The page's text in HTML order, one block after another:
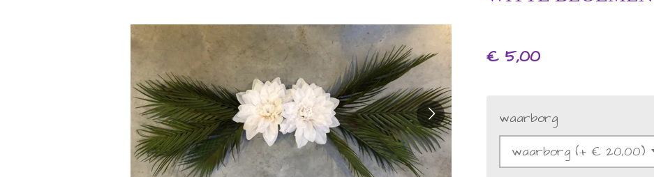
€ 5,00
waarborg